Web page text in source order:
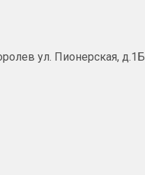
ул. Пионерская, д.1Б